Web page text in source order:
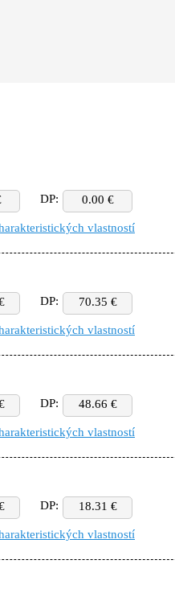
DP: 0.00 €
vlastností
DP: 70.35 €
vlastností
DP: 48.66 €
vlastností
DP: 18.31 €
vlastností